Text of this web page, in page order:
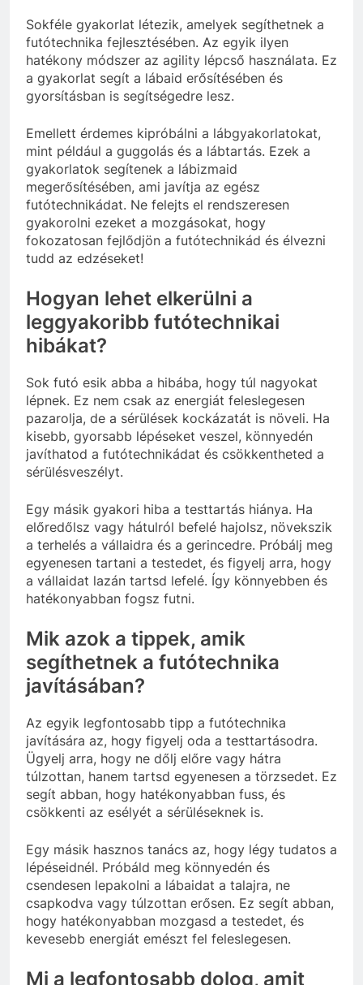
Sokféle gyakorlat létezik, amelyek segíthetnek a
futótechnika fejlesztésében. Az egyik ilyen
hatékony módszer az agility lépcső használata. Ez
a gyakorlat segít a lábaid erősítésében és
gyorsításban is segítségedre lesz.
Emellett érdemes kipróbálni a lábgyakorlatokat,
mint például a guggolás és a lábtartás. Ezek a
gyakorlatok segítenek a lábizmaid
megerősítésében, ami javítja az egész
futótechnikádat. Ne felejts el rendszeresen
gyakorolni ezeket a mozgásokat, hogy
fokozatosan fejlődjön a futótechnikád és élvezni
tudd az edzéseket!
Hogyan lehet elkerülni a
leggyakoribb futótechnikai
hibákat?
Sok futó esik abba a hibába, hogy túl nagyokat
lépnek. Ez nem csak az energiát feleslegesen
pazarolja, de a sérülések kockázatát is növeli. Ha
kisebb, gyorsabb lépéseket veszel, könnyedén
javíthatod a futótechnikádat és csökkentheted a
sérülésveszélyt.
Egy másik gyakori hiba a testtartás hiánya. Ha
előredőlsz vagy hátulról befelé hajolsz, növekszik
a terhelés a vállaidra és a gerincedre. Próbálj meg
egyenesen tartani a testedet, és figyelj arra, hogy
a vállaidat lazán tartsd lefelé. Így könnyebben és
hatékonyabban fogsz futni.
Mik azok a tippek, amik
segíthetnek a futótechnika
javításában?
Az egyik legfontosabb tipp a futótechnika
javítására az, hogy figyelj oda a testtartásodra.
Ügyelj arra, hogy ne dőlj előre vagy hátra
túlzottan, hanem tartsd egyenesen a törzsedet. Ez
segít abban, hogy hatékonyabban fuss, és
csökkenti az esélyét a sérüléseknek is.
Egy másik hasznos tanács az, hogy légy tudatos a
lépéseidnél. Próbáld meg könnyedén és
csendesen lepakolni a lábaidat a talajra, ne
csapkodva vagy túlzottan erősen. Ez segít abban,
hogy hatékonyabban mozgasd a testedet, és
kevesebb energiát emészt fel feleslegesen.
Mi a legfontosabb dolog, amit